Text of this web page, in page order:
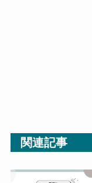
関連記事